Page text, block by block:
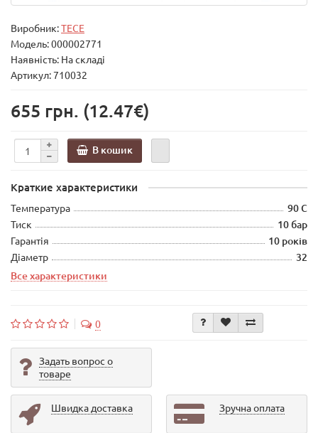
Виробник:TECE
Модель:000002771
Наявність: На складі
Артикул: 710032
655 грн. (12.47€)
В кошик
Краткие характеристики
Температура 90 С
Тиск 10 бар
Гарантія 10 років
Діаметр
32
Все характеристики
0
Задать вопрос о
товаре
Швидка доставка Зручна оплата